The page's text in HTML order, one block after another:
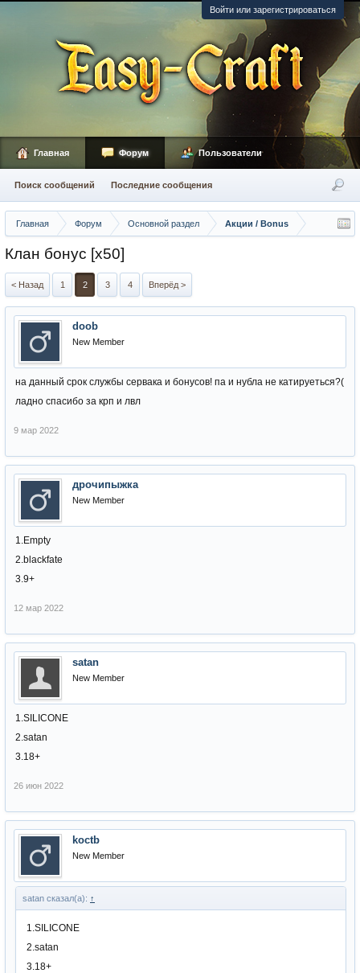
Войти или зарегистрироваться
Главная Форум Основной раздел Акции / Bonus
Клан бонус [x50]
< Назад 1 2 3 4 Вперёд >
doob
New Member
на данный срок службы сервака и бонусов! па и нубла не катируеться?(
ладно спасибо за крп и лвл
9 мар 2022
дрочипыжка
New Member
1.Empty
2.blackfate
3.9+
12 мар 2022
satan
New Member
1.SILICONE
2.satan
3.18+
26 июн 2022
koctb
New Member
satan сказал(а): ↑
1.SILICONE
2.satan
3.18+
Главная Форум
Поиск сообщений Последние сообщения
Пользователи